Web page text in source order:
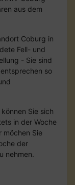
aus dem
Coburg in
Fell- und
- Sie sind
so
Sie sich
in der Woche
möchen Sie
der
nehmen.